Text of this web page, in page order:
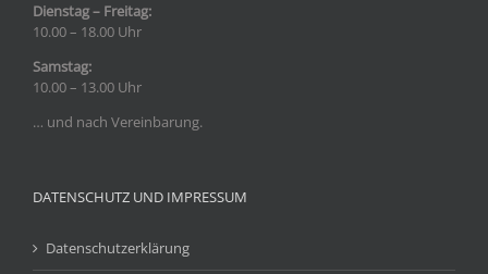
Dienstag – Freitag:
10.00 – 18.00 Uhr
Samstag:
10.00 – 13.00 Uhr
… und nach Vereinbarung.
DATENSCHUTZ UND IMPRESSUM
Datenschutzerklärung